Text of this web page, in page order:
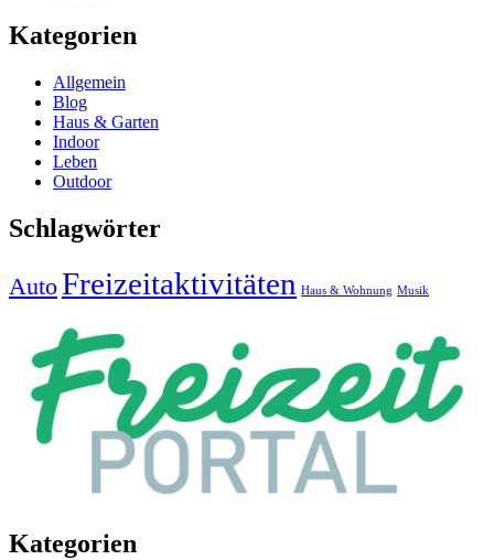
Kategorien
Allgemein
Blog
Haus & Garten
Indoor
Leben
Outdoor
Schlagwörter
AutoFreizeitaktivitäten Haus & Wohnung Musik
Kategorien